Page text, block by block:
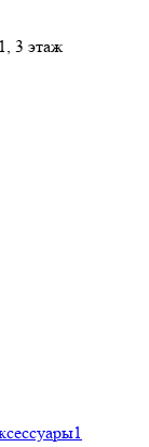
3 этаж
1